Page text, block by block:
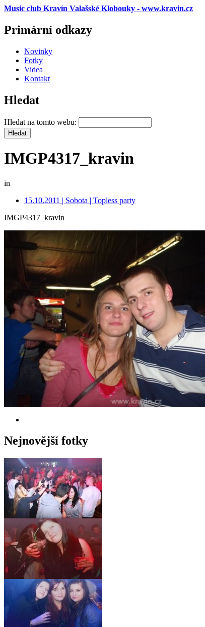
Music club Kravín Valašské Klobouky - www.kravin.cz
Primární odkazy
Novinky
Fotky
Videa
Kontakt
Hledat
Hledat na tomto webu:
IMGP4317_kravin
in
15.10.2011 | Sobota | Topless party
IMGP4317_kravin
Nejnovější fotky